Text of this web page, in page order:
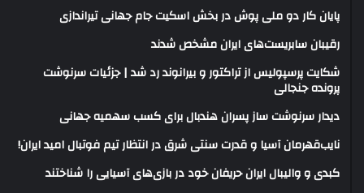
پایان کار دو ملی پوش در بخش اسکیت جام جهانی تیراندازی
رقیبان سابریست‌های ایران مشخص شدند
شکایت پرسپولیس از تراکتور و بیرانوند رد شد | جزئیات سرنوشت
پرونده جنجالی
دیدار سرنوشت ساز پسران هندبال برای کسب سهمیه جهانی
نایب‌قهرمان آسیا و قدرت سنتی شرق در انتظار تیم فوتبال امید ایران!
کبدی و والیبال ایران حریفان خود در بازی‌های آسیایی را شناختند